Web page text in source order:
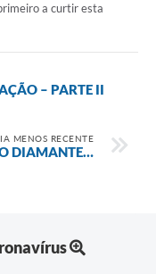
a curtir esta
– PARTE II
MENOS RECENTE
DIAMANTE…